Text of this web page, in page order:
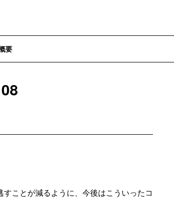
要
ことが減るように、今後はこういったコ